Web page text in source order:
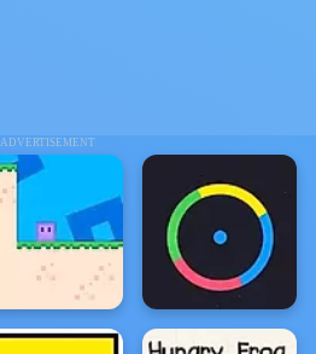
ADVERTISEMENT